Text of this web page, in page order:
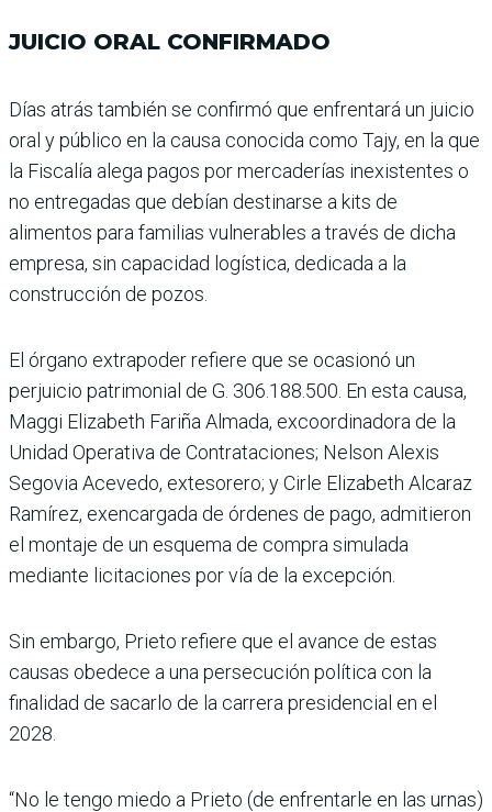
JUICIO ORAL CONFIRMADO
Días atrás también se con­firmó que enfrentará un juicio
oral y público en la causa conocida como Tajy, en la que
la Fiscalía alega pagos por mercaderías inexistentes o
no entrega­das que debían destinarse a kits de
alimentos para fami­lias vulnerables a través de dicha
empresa, sin capaci­dad logística, dedicada a la
construcción de pozos.
El órgano extrapoder refiere que se ocasionó un
perjuicio patrimonial de G. 306.188.500. En esta causa,
Maggi Elizabeth Fariña Almada, excoordi­nadora de la
Unidad Opera­tiva de Contrataciones; Nel­son Alexis
Segovia Acevedo, extesorero; y Cirle Eliza­beth Alcaraz
Ramírez, exen­cargada de órdenes de pago, admitieron
el montaje de un esquema de compra simu­lada
mediante licitaciones por vía de la excepción.
Sin embargo, Prieto refiere que el avance de estas
causas obedece a una persecución política con la
finalidad de sacarlo de la carrera presi­dencial en el
2028.
“No le tengo miedo a Prieto (de enfrentarle en las urnas)